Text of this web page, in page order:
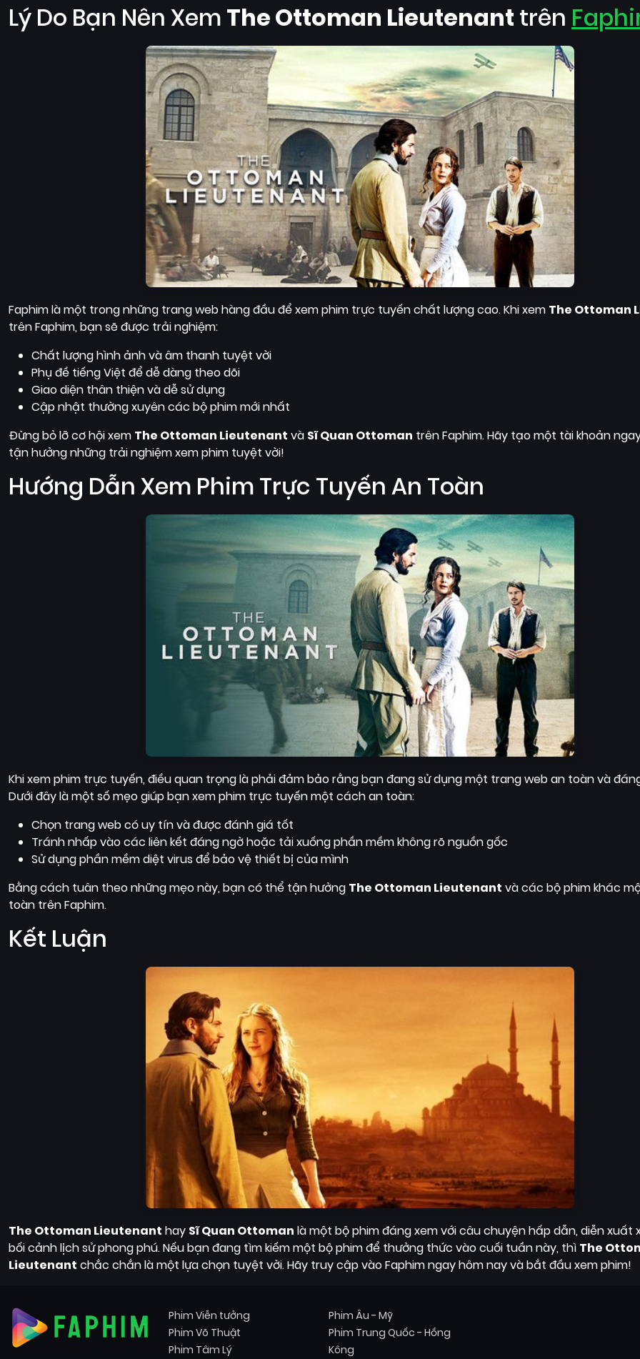
Lý Do Bạn Nên Xem The Ottoman Lieutenant trên
Faphim là một trong những trang web hàng đầu để xem phim trực tuyến chất lượng cao. Khi xem The Ottoman
trên Faphim, bạn sẽ được trải nghiệm:
Chất lượng hình ảnh và âm thanh tuyệt vời
Phụ đề tiếng Việt để dễ dàng theo dõi
Giao diện thân thiện và dễ sử dụng
Cập nhật thường xuyên các bộ phim mới nhất
Đừng bỏ lỡ cơ hội xem The Ottoman Lieutenant và Sĩ Quan Ottoman trên Faphim. Hãy tạo một tài khoản
tận hưởng những trải nghiệm xem phim tuyệt vời!
Hướng Dẫn Xem Phim Trực Tuyến An Toàn
Khi xem phim trực tuyến, điều quan trọng là phải đảm bảo rằng bạn đang sử dụng một trang web an toàn và
Dưới đây là một số mẹo giúp bạn xem phim trực tuyến một cách an toàn:
Chọn trang web có uy tín và được đánh giá tốt
Tránh nhấp vào các liên kết đáng ngờ hoặc tải xuống phần mềm không rõ nguồn gốc
Sử dụng phần mềm diệt virus để bảo vệ thiết bị của mình
Bằng cách tuân theo những mẹo này, bạn có thể tận hưởng The Ottoman Lieutenant và các bộ phim khác
toàn trên Faphim.
Kết Luận
The Ottoman Lieutenant hay Sĩ Quan Ottoman là một bộ phim đáng xem với câu chuyện hấp dẫn, diễn xuất
bối cảnh lịch sử phong phú. Nếu bạn đang tìm kiếm một bộ phim để thưởng thức vào cuối tuần này, thì The
Lieutenant chắc chắn là một lựa chọn tuyệt vời. Hãy truy cập vào Faphim ngay hôm nay và bắt đầu xem phim!
Phim Viễn tưởng
Phim Võ Thuật
Phim Tâm Lý
Phim Âu - Mỹ
Phim Trung Quốc - Hồng
Kông